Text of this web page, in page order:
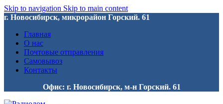
Skip to navigation Skip to main content
г. Новосибирск, микрорайон Горский. 61
Главная
О нас
Почтовые отправления
Самовывоз
Контакты
Офис: г. Новосибирск, м-н Горский. 61